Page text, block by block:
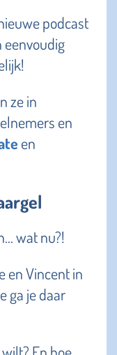
podcast
eenvoudig
ze in
en
en
wat nu?!
en Vincent in
ga je daar